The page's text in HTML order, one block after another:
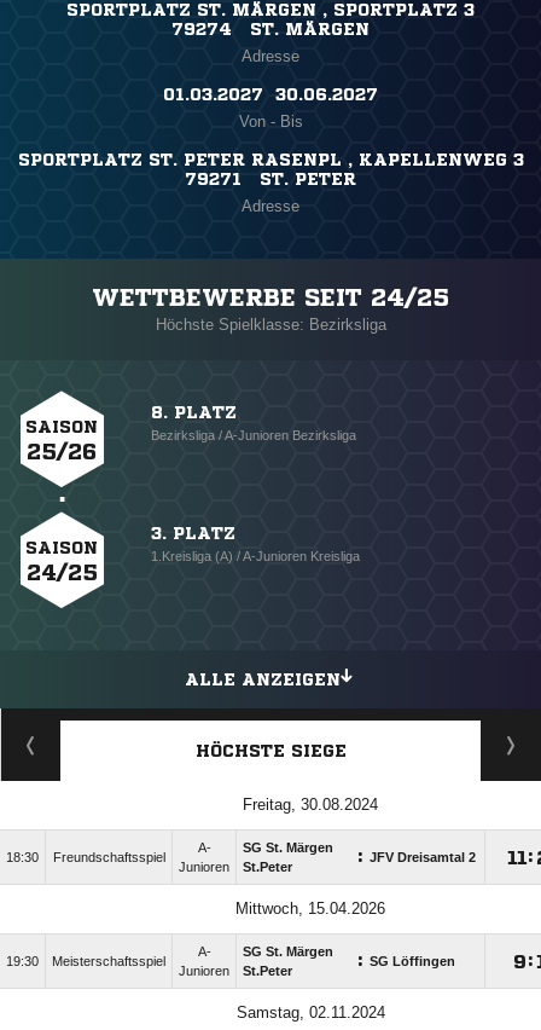
SPORTPLATZ ST. MÄRGEN , SPORTPLATZ 3
79274 ST. MÄRGEN
Adresse
01.03.2027 ​ 30.06.2027
Von - Bis
SPORTPLATZ ST. PETER RASENPL , KAPELLENWEG 3
79271 ST. PETER
Adresse
WETTBEWERBE SEIT 24/25
Höchste Spielklasse: Bezirksliga
SAISON
25/26
8. PLATZ
Bezirksliga / A-Junioren Bezirksliga
SAISON
24/25
3. PLATZ
1.Kreisliga (A) / A-Junioren Kreisliga
ALLE ANZEIGEN
HÖCHSTE SIEGE
Freitag, 30.08.2024
18:30 Freundschaftsspiel
A-
Junioren
SG St. Märgen
St.Peter
: JFV Dreisamtal 2 :
Mittwoch, 15.04.2026
19:30 Meisterschaftsspiel
A-
Junioren
SG St. Märgen
St.Peter
: SG Löffingen :
Samstag, 02.11.2024